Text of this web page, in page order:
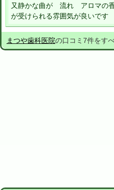
又静かな曲が 流れ アロマの
が受けられる雰囲気が良いです
まつや歯科医院の口コミ7件をす